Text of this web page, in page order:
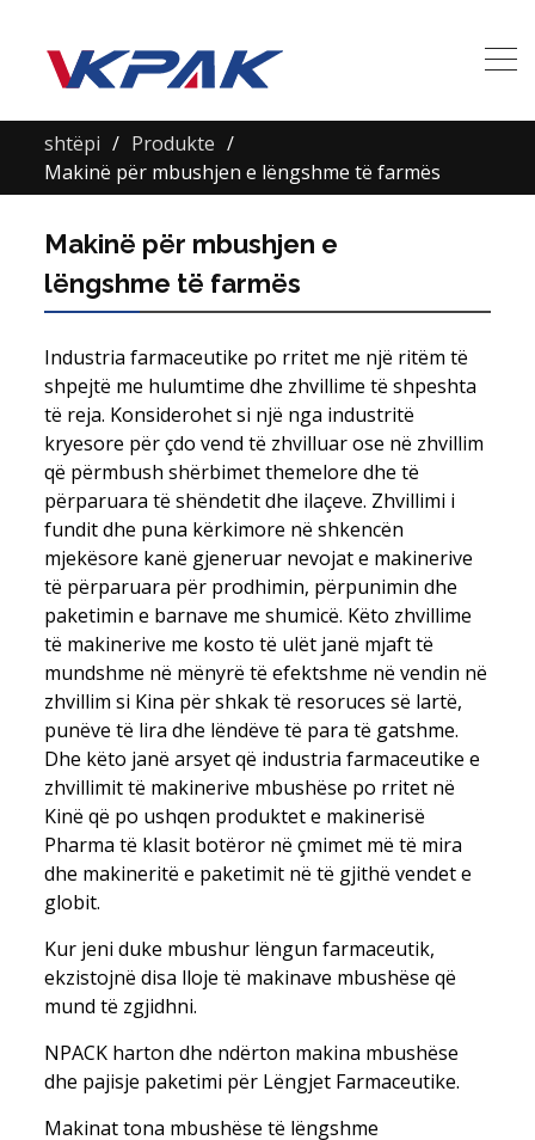
shtëpi
Produkte
Makinë për mbushjen e lëngshme të farmës
Makinë për mbushjen e
lëngshme të farmës
Industria farmaceutike po rritet me një ritëm të
shpejtë me hulumtime dhe zhvillime të shpeshta
të reja. Konsiderohet si një nga industritë
kryesore për çdo vend të zhvilluar ose në zhvillim
që përmbush shërbimet themelore dhe të
përparuara të shëndetit dhe ilaçeve. Zhvillimi i
fundit dhe puna kërkimore në shkencën
mjekësore kanë gjeneruar nevojat e makinerive
të përparuara për prodhimin, përpunimin dhe
paketimin e barnave me shumicë. Këto zhvillime
të makinerive me kosto të ulët janë mjaft të
mundshme në mënyrë të efektshme në vendin në
zhvillim si Kina për shkak të resoruces së lartë,
punëve të lira dhe lëndëve të para të gatshme.
Dhe këto janë arsyet që industria farmaceutike e
zhvillimit të makinerive mbushëse po rritet në
Kinë që po ushqen produktet e makinerisë
Pharma të klasit botëror në çmimet më të mira
dhe makineritë e paketimit në të gjithë vendet e
globit.
Kur jeni duke mbushur lëngun farmaceutik,
ekzistojnë disa lloje të makinave mbushëse që
mund të zgjidhni.
NPACK harton dhe ndërton makina mbushëse
dhe pajisje paketimi për Lëngjet Farmaceutike.
Makinat tona mbushëse të lëngshme